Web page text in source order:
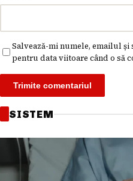
Salvează-mi numele, emailul
pentru data viitoare când o să
SISTEM